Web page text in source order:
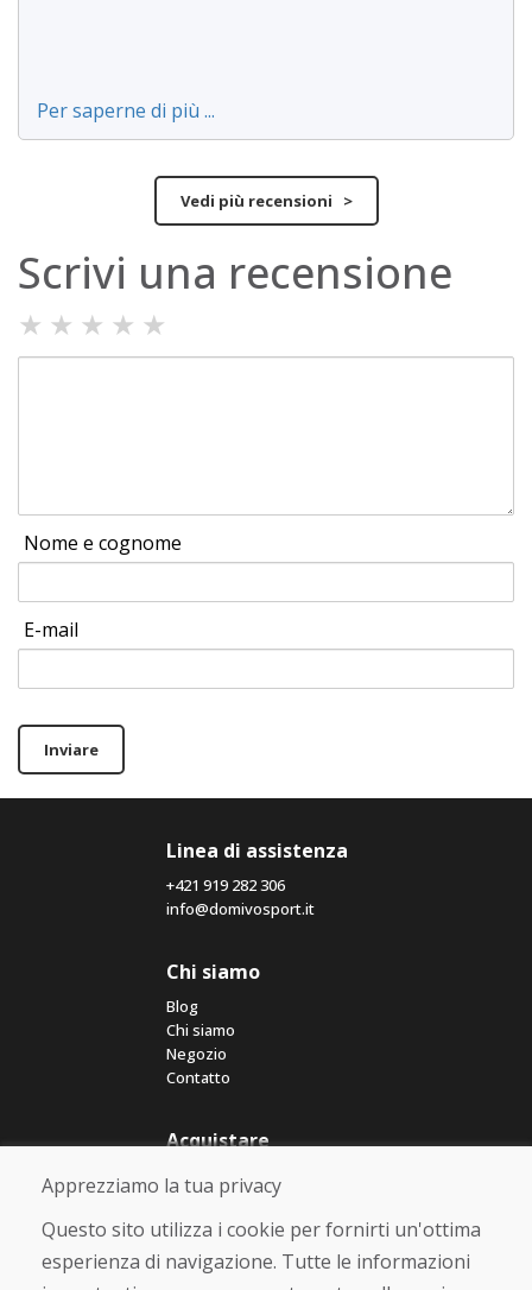
Per saperne di più ...
Vedi più recensioni >
Scrivi una recensione
★ ★ ★ ★ ★
Nome e cognome
E-mail
Inviare
Linea di assistenza
+421 919 282 306
info@domivosport.it
Chi siamo
Blog
Chi siamo
Negozio
Contatto
Acquistare
Negozio online
Termini e condizioni commerciali
Spedizione e pagamento
Reso e cambio merce
Apprezziamo la tua privacy
Questo sito utilizza i cookie per fornirti un'ottima
esperienza di navigazione. Tutte le informazioni